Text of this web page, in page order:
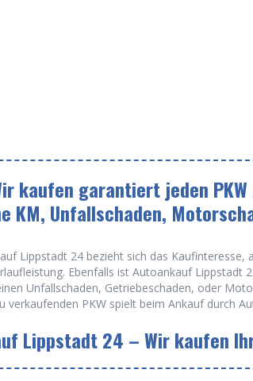
kaufen garantiert jeden PKW /
KM, Unfallschaden,
Lippstadt 24 bezieht sich das
Ebenfalls ist Autoankauf Lippstadt
Unfallschaden, Getriebeschaden, oder
verkaufenden PKW spielt beim Ankauf durch
Lippstadt 24 – Wir kaufen